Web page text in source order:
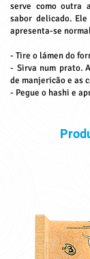
serve como outra
sabor delicado.
apresenta-se
- Tire o lámen do
- Sirva num prato.
de manjericão e as
- Pegue o hashi e